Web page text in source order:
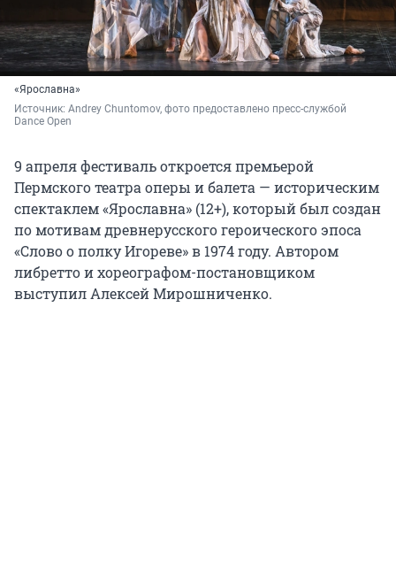
«Ярославна»
Источник: Andrey Chuntomov, фото предоставлено пресс-службой
Dance Open
9 апреля фестиваль откроется премьерой
Пермского театра оперы и балета — историческим
спектаклем «Ярославна» (12+), который был создан
по мотивам древнерусского героического эпоса
«Слово о полку Игореве» в 1974 году. Автором
либретто и хореографом-постановщиком
выступил Алексей Мирошниченко.